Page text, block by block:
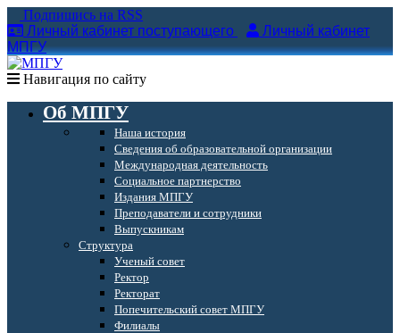
Подпишись на RSS
Личный кабинет поступающего
Личный кабинет
МПГУ
Навигация по сайту
Об МПГУ
Наша история
Сведения об образовательной организации
Международная деятельность
Социальное партнерство
Издания МПГУ
Преподаватели и сотрудники
Выпускникам
Структура
Ученый совет
Ректор
Ректорат
Попечительский совет МПГУ
Филиалы